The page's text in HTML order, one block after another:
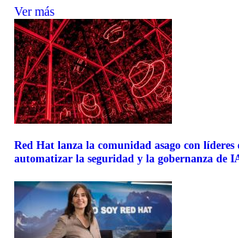
Ver más
Red Hat lanza la comunidad asago con
automatizar la seguridad y la gobernanza de